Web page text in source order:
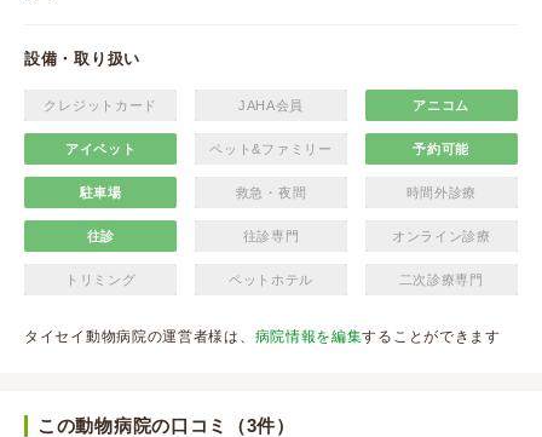
設備・取り扱い
クレジットカード JAHA会員 アニコム
アイペット ペット&ファミリー 予約可能
駐車場 救急・夜間 時間外診療
往診 往診専門 オンライン診療
トリミング ペットホテル 二次診療専門
タイセイ動物病院の運営者様は、 病院情報を編集することができます
この動物病院の口コミ（3件）